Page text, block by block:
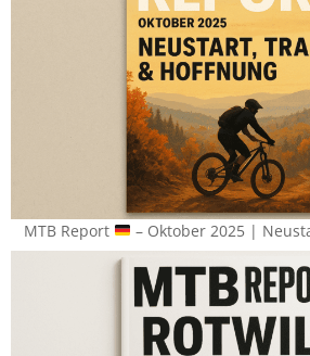
MTB Report – Oktober 2025 |